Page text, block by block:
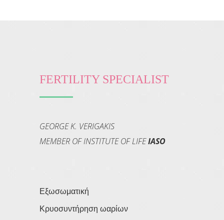
FERTILITY SPECIALIST
GEORGE K. VERIGAKIS
MEMBER OF INSTITUTE OF LIFEIASO
Εξωσωματική
Κρυοσυντήρηση ωαρίων